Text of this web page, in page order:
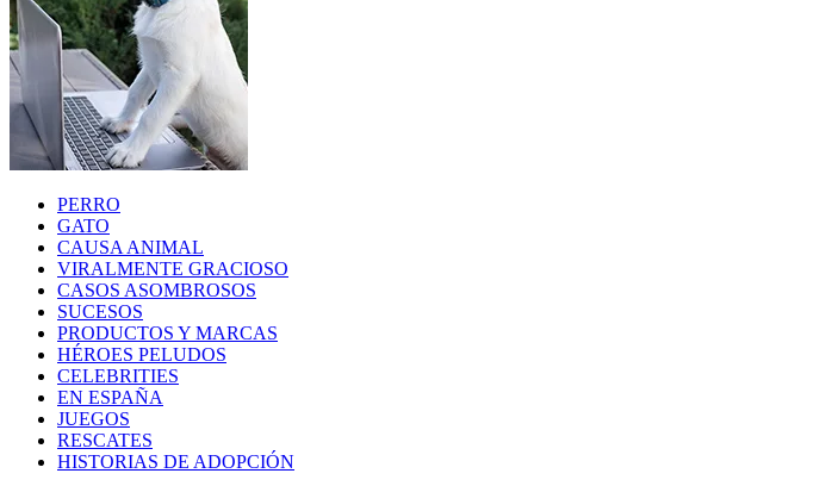
PERRO
GATO
CAUSA ANIMAL
VIRALMENTE GRACIOSO
CASOS ASOMBROSOS
SUCESOS
PRODUCTOS Y MARCAS
HÉROES PELUDOS
CELEBRITIES
EN ESPAÑA
JUEGOS
RESCATES
HISTORIAS DE ADOPCIÓN